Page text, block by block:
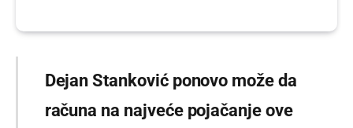
Dejan Stanković ponovo može da
računa na najveće pojačanje ove